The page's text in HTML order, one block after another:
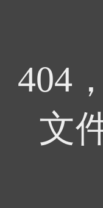
404
文